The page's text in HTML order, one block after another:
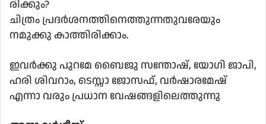
രിക്കും?
ചിത്രം പ്രദർശനത്തിനെത്തുന്നതുവരേയും
നമുക്കു കാത്തിരിക്കാം.
ഇവർക്കു പുറമേ ബൈജു സന്തോഷ്, യോഗി ജാപി,
ഹരി ശിവറാം, ടെസ്സാ ജോസഫ്, വർഷാരമേഷ്
എന്നാ വരും പ്രധാന വേഷങ്ങളിലെത്തുന്നു